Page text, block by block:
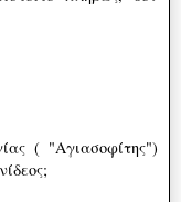
( "Αγιασοφίτης")